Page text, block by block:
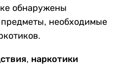
обнаружены
необходимые
наркотики